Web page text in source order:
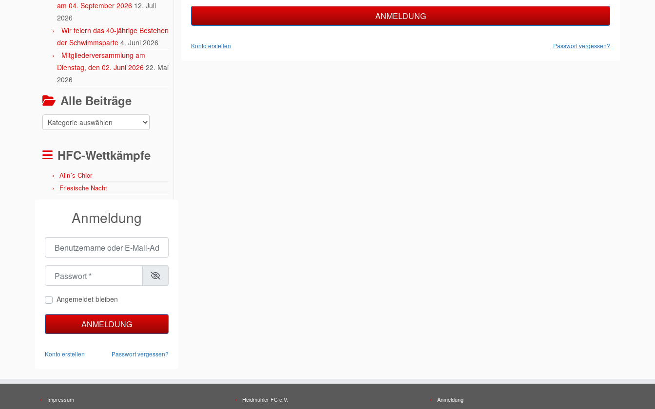
am 04. September 2026 12. Juli
2026
Wir feiern das 40-jährige Bestehen
der Schwimmsparte 4. Juni 2026
Mitgliederversammlung am
Dienstag, den 02. Juni 2026 22. Mai
2026
Alle Beiträge
Alle
Beiträge
HFC-Wettkämpfe
Alln´s Chlor
Friesische Nacht
Anmeldung
Angemeldet bleiben
ANMELDUNG
Konto erstellen Passwort vergessen?
ANMELDUNG
Konto erstellen Passwort vergessen?
Impressum
Heidmühler FC e.V. Anmeldung